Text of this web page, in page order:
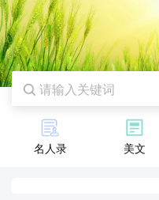
名人录 美文